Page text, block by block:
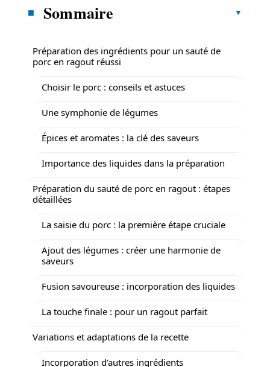
Sommaire
Préparation des ingrédients pour un sauté de
porc en ragout réussi
Choisir le porc : conseils et astuces
Une symphonie de légumes
Épices et aromates : la clé des saveurs
Importance des liquides dans la préparation
Préparation du sauté de porc en ragout : étapes
détaillées
La saisie du porc : la première étape cruciale
Ajout des légumes : créer une harmonie de
saveurs
Fusion savoureuse : incorporation des liquides
La touche finale : pour un ragout parfait
Variations et adaptations de la recette
Incorporation d’autres ingrédients